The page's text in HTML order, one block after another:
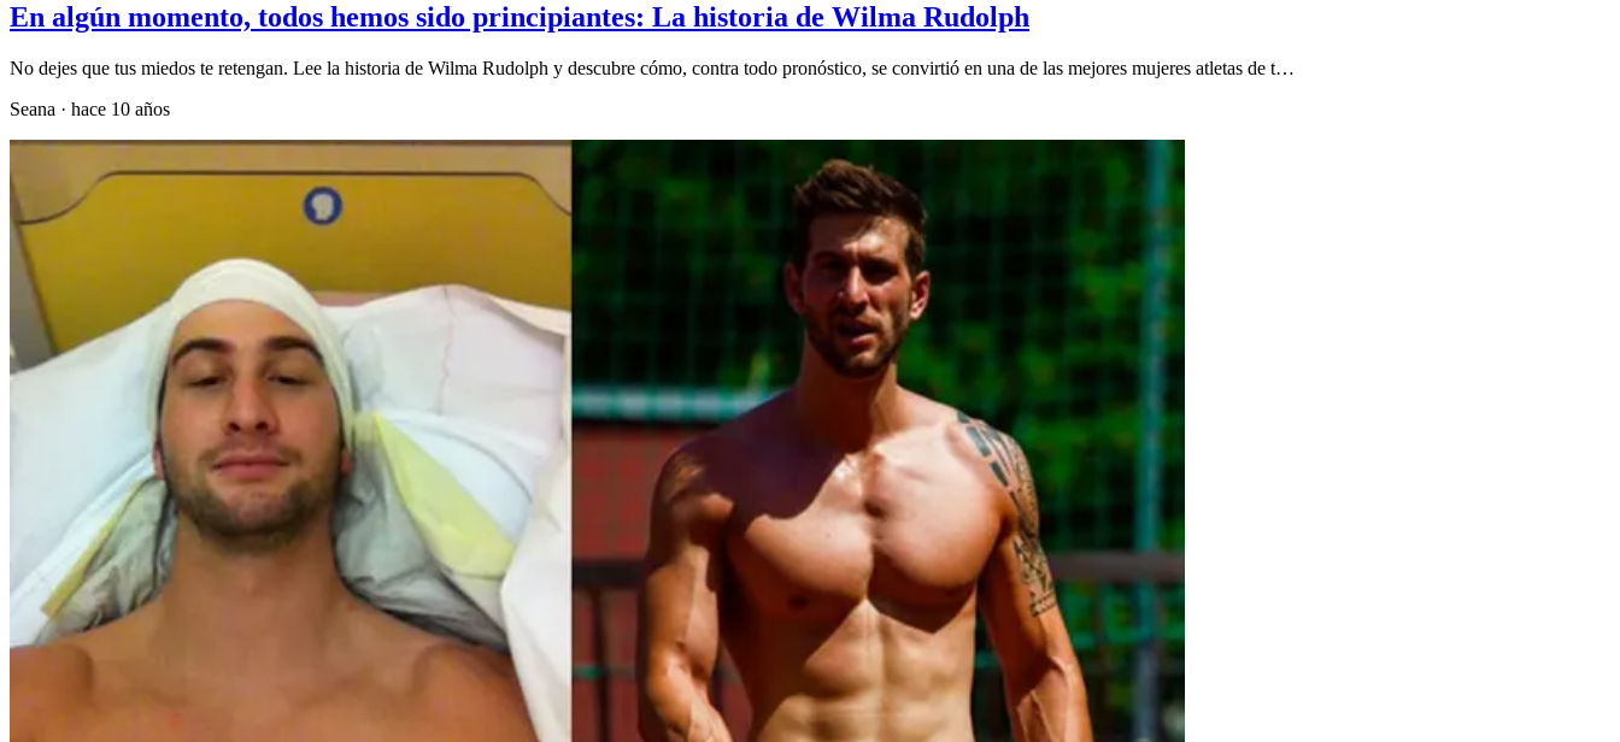
En algún momento, todos hemos sido principiantes: La historia de Wilma Rudolph
No dejes que tus miedos te retengan. Lee la historia de Wilma Rudolph y descubre cómo, contra todo pronóstico, se convirtió en una de las mejores mujeres atletas de t…
Seana · hace 10 años